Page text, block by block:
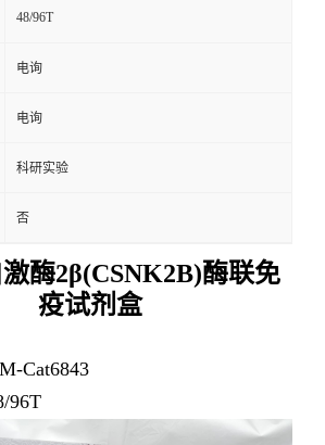
48/96T
电询
电询
科研实验
否
酶2β(CSNK2B)酶联免
疫试剂盒
Cat6843
96T